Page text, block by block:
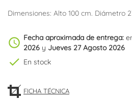
Dimensiones: Alto 100 cm. Diámetro
schedule Fecha aproximada de entrega:
2026 y Jueves 27 Agosto 2026
check En stock
FICHA TÉCNICA